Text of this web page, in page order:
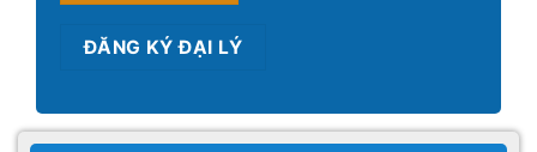
ĐĂNG KÝ ĐẠI LÝ